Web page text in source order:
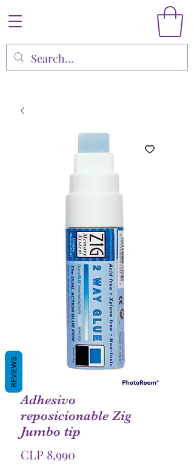
Adhesivo
reposicionable Zig
Jumbo tip
CLP 8,990
REVIEWS